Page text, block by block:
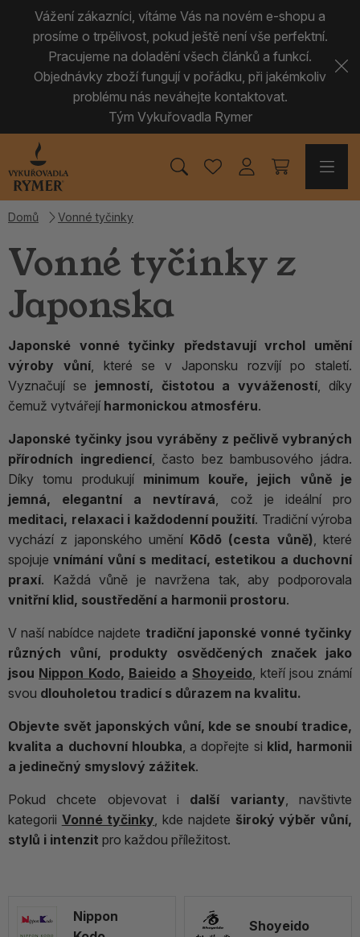
Vážení zákazníci, vítáme Vás na novém e-shopu a
prosíme o trpělivost, pokud ještě není vše perfektní.
Pracujeme na doladění všech článků a funkcí.
Objednávky zboží fungují v pořádku, při jakémkoliv
problému nás neváhejte kontaktovat.
Tým Vykuřovadla Rymer
Domů Vonné tyčinky
Vonné tyčinky z
Japonska
Japonské vonné tyčinky představují vrchol umění
výroby vůní, které se v Japonsku rozvíjí po staletí.
Vyznačují se jemností, čistotou a vyvážeností, díky
čemuž vytvářejí harmonickou atmosféru.
Japonské tyčinky jsou vyráběny z pečlivě vybraných
přírodních ingrediencí, často bez bambusového jádra.
Díky tomu produkují minimum kouře, jejich vůně je
jemná, elegantní a nevtíravá, což je ideální pro
meditaci, relaxaci i každodenní použití. Tradiční výroba
vychází z japonského umění Kōdō (cesta vůně), které
spojujevnímání vůní s meditací, estetikou a duchovní
praxí. Každá vůně je navržena tak, aby podporovala
vnitřní klid, soustředění a harmonii prostoru.
V naší nabídce najdete tradiční japonské vonné tyčinky
různých vůní, produkty osvědčených značek jako
jsou Nippon Kodo, BaieidoaShoyeido, kteří jsou známí
svou dlouholetou tradicí s důrazem na kvalitu.
Objevte svět japonských vůní, kde se snoubí tradice,
kvalita a duchovní hloubka, a dopřejte si klid, harmonii
a jedinečný smyslový zážitek.
Pokud chcete objevovat i další varianty, navštivte
kategorii Vonné tyčinky, kde najdete široký výběr vůní,
stylů i intenzit pro každou příležitost.
Nippon
Shoyeido